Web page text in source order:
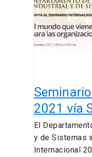
2021 vía
El
y de Sistemas
Internacional
vía
Streaming